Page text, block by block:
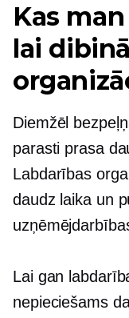
Kas
lai
Diemžēl
parasti prasa
Labdarības
daudz laika un
Lai gan
nepieciešams